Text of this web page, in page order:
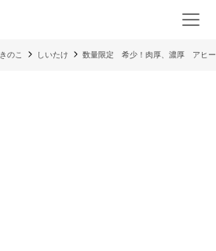
きのこ しいたけ 数量限定 希少！肉厚、濃厚 アヒ